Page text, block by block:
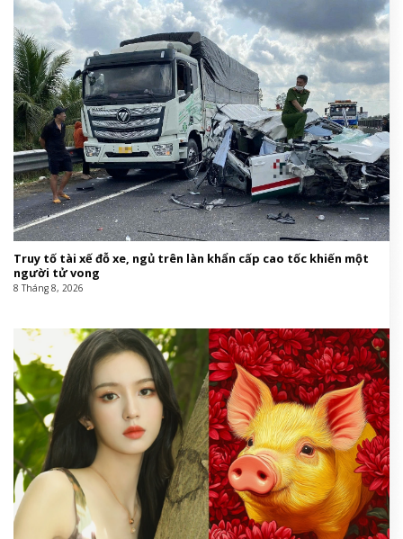
Truy tố tài xế đỗ xe, ngủ trên làn khẩn cấp cao tốc khiến một
người tử vong
8 Tháng 8, 2026